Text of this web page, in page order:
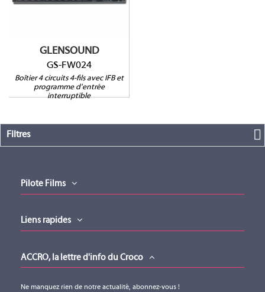
GLENSOUND
GS-FW024
Boîtier 4 circuits 4-fils avec IFB et
programme d'entrée
interruptible
PGM
Filtres
Pilote Films
Liens rapides
ACCRO, la lettre d'info du Croco
Ne manquez rien de notre actualité, abonnez-vous !